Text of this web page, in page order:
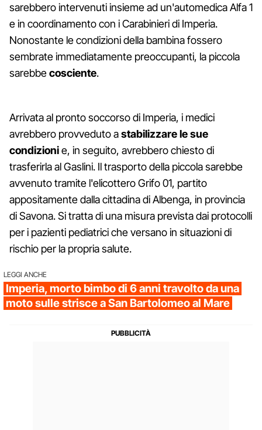
sarebbero intervenuti insieme ad un'automedica Alfa 1
e in coordinamento con i Carabinieri di Imperia.
Nonostante le condizioni della bambina fossero
sembrate immediatamente preoccupanti, la piccola
sarebbecosciente.
Arrivata al pronto soccorso di Imperia, i medici
avrebbero provveduto astabilizzare le sue
condizionie, in seguito, avrebbero chiesto di
trasferirla al Gaslini. Il trasporto della piccola sarebbe
avvenuto tramite l'elicottero Grifo 01, partito
appositamente dalla cittadina di Albenga, in provincia
di Savona. Si tratta di una misura prevista dai protocolli
per i pazienti pediatrici che versano in situazioni di
rischio per la propria salute.
LEGGI ANCHE
Imperia, morto bimbo di 6 anni travolto da una
moto sulle strisce a San Bartolomeo al Mare